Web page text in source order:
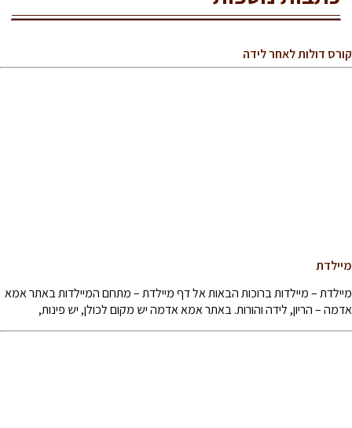
קורס דולות לאחר לידה
מיילדת
מיילדת – מיילדות ברוכות הבאות אל דף מיילדת – מתחם המיילדות באתר אמא
אדמה – הריון, לידה והורות. באתר אמא אדמה יש מקום לכולן, יש פינות,